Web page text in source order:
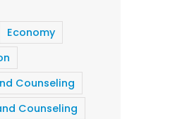
Economy
Counseling
Counseling